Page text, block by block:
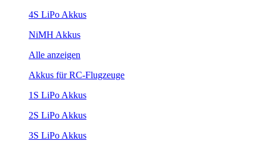
4S LiPo Akkus
NiMH Akkus
Alle anzeigen
Akkus für RC-Flugzeuge
1S LiPo Akkus
2S LiPo Akkus
3S LiPo Akkus